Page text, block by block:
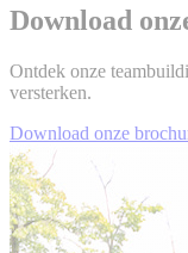
Download
Ontdek onze
versterken.
Download onze